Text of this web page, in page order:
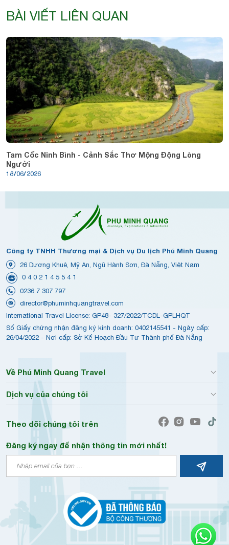
BÀI VIẾT LIÊN QUAN
Tam Cốc Ninh Bình - Cảnh Sắc Thơ Mộng Động Lòng
Người
18/06/2026
Công ty TNHH Thương mại & Dịch vụ Du lịch Phú Minh Quang
26 Dương Khuê, Mỹ An, Ngũ Hành Sơn, Đà Nẵng, Việt Nam
0 4 0 2 1 4 5 5 4 1
0236 7 307 797
director@phuminhquangtravel.com
International Travel License: GP48- 327/2022/TCDL-GPLHQT
Số Giấy chứng nhận đăng ký kinh doanh: 0402145541 - Ngày cấp:
26/04/2022 - Nơi cấp: Sở Kế Hoạch Đầu Tư Thành phố Đà Nẵng
Về Phú Minh Quang Travel
Dịch vụ của chúng tôi
Theo dõi chúng tôi trên
Đăng ký ngay để nhận thông tin mới nhất!